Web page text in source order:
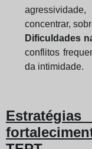
concentrar,
Dificuldades
conflitos
da intimidade.